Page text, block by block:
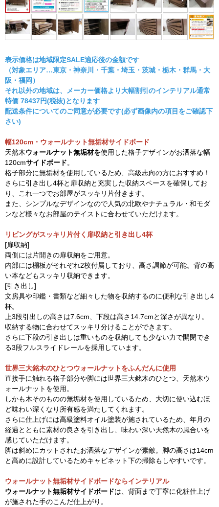
表示価格は地域限定SALE適応後の金額です
（対象エリア…東京・神奈川・千葉・埼玉・茨城・栃木・群馬・大
阪・福岡）
それ以外の地域は、メーカー価格より大幅割引のインテリアル通常
特価 78437円(税抜)となります
配送条件についてのご同意が必要です(必ず画像内の項目をご確認下
さい)
幅120cm・ウォールナット無垢材サイドボード
天然木ウォールナット無垢材を使用した格子デザインがお洒落な幅
120cmサイドボード。
格子部分に無垢材を使用しているため、高級志向の方におすすめ！
さらに引き出し4杯と扉収納と充実した収納スペースを確保してお
り、これ一つでお部屋がスッキリ片付きます。
また、シンプルなデザインなので人気の北欧やナチュラル・和モダ
ンなど様々なお部屋のテイストに合わせていただけます。
リビングがスッキリ片付く扉収納と引き出し4杯
[扉収納]
両側には片開きの扉収納をご用意。
内部には棚板がそれぞれ2枚付属しており、高さ調節が可能。背の高
い本などもスッキリ収納できます。
[引き出し]
文房具や印鑑・書類など細々した物を収納するのに便利な引き出し4
杯。
上3段引出しの高さは7.6cm、下段は高さ14.7cmと深さが異なり。
収納する物に合わせてスッキリ分けることができます。
さらに下段の引き出しは重いものを収納しても少ない力で開閉でき
る3段フルスライドレールを採用しています。
世界三大銘木のひとつウォールナットをふんだんに使用
直接手に触れる格子部分や脚には世界三大銘木のひとつ、天然木ウ
ォールナットを使用。
しかも木そのものの無垢材を使用しているため、大切に使い込むほ
ど味わい深くなり所有感を満たしてくれます。
さらに仕上げには高級塗料オイル塗装が施されているため、年月の
経過とともに素材の良さを引き出し、味わい深い天然木の風合いを
感じていただけます。
脚は斜めにカットされたお洒落なデザインが素敵。脚の高さは14cm
と高めに設計しているためキャビネット下の掃除もしやすいです。
ウォールナット無垢材サイドボードならインテリアル
ウォールナット無垢材サイドボードは、背面まで丁寧に化粧仕上げ
が施された手のこんだ仕上がり。